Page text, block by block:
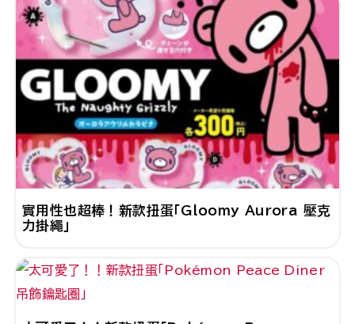
實用性也超棒！新款扭蛋「Gloomy Aurora 壓克
力掛繩」